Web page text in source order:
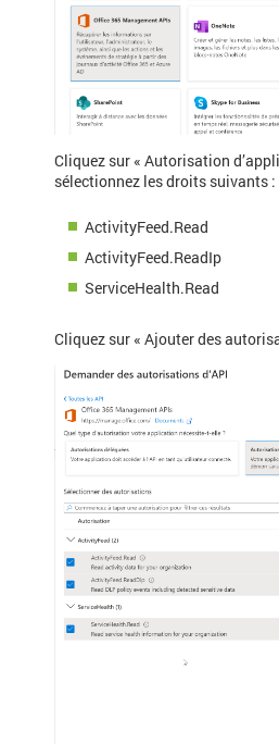
Cliquez sur « Autorisation
sélectionnez les droits suivants :
ActivityFeed.Read
ActivityFeed.ReadIp
ServiceHealth.Read
Cliquez sur « Ajouter des